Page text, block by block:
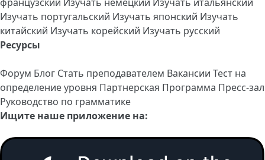
французский Изучать немецкий Изучать итальянский
Изучать португальский Изучать японский Изучать
китайский Изучать корейский Изучать русский
Ресурсы
Форум Блог Стать преподавателем Вакансии Тест на
определение уровня Партнерская Программа Пресс-зал
Руководство по грамматике
Ищите наше приложение на: